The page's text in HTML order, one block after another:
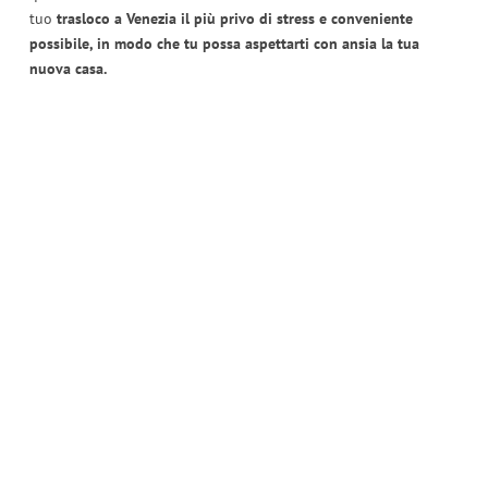
tuo trasloco a Venezia il più privo di stress e conveniente
possibile, in modo che tu possa aspettarti con ansia la tua
nuova casa.